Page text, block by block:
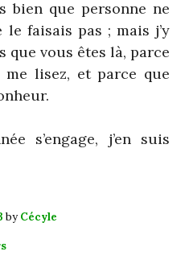
bien que personne ne
le faisais pas ; mais j’y
que vous êtes là, parce
lisez, et parce que
s’engage, j’en suis
byCécyle